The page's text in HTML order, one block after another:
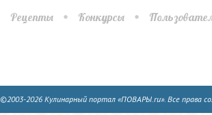
Рецепты Конкурсы
©2003-2026 Кулинарный портал «ПОВАРЫ.ru». Все права